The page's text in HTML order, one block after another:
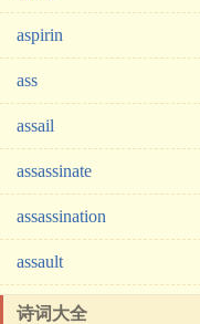
aspirin
ass
assail
assassinate
assassination
assault
诗词大全